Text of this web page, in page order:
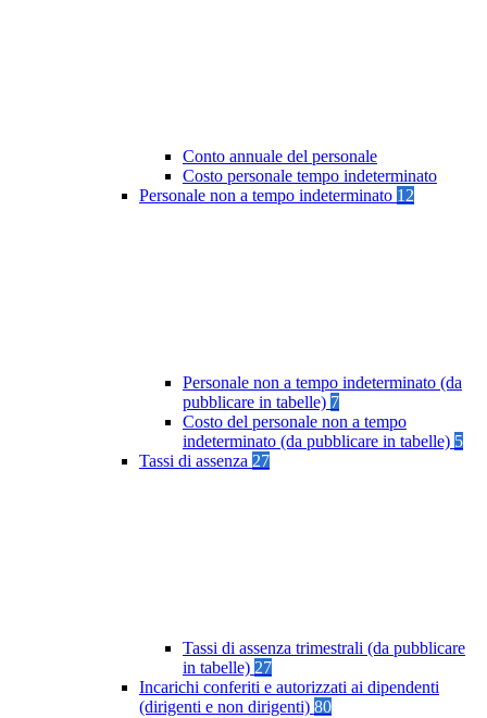
Conto annuale del personale
Costo personale tempo indeterminato
Personale non a tempo indeterminato 12
Personale non a tempo indeterminato (da
pubblicare in tabelle) 7
Costo del personale non a tempo
indeterminato (da pubblicare in tabelle) 5
Tassi di assenza 27
Tassi di assenza trimestrali (da pubblicare
in tabelle) 27
Incarichi conferiti e autorizzati ai dipendenti
(dirigenti e non dirigenti) 80